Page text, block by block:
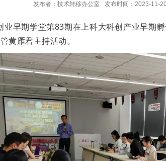
发布者：技术转移办公室 发布时间：2023-11-
早期学堂第83期在上科大科创产业早期
黄雁君主持活动。